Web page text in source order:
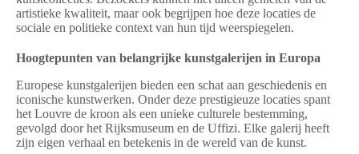
artistieke kwaliteit, maar ook begrijpen hoe deze locaties de
sociale en politieke context van hun tijd weerspiegelen.
Hoogtepunten van belangrijke kunstgalerijen in Europa
Europese kunstgalerijen bieden een schat aan geschiedenis en
iconische kunstwerken. Onder deze prestigieuze locaties spant
het Louvre de kroon als een unieke culturele bestemming,
gevolgd door het Rijksmuseum en de Uffizi. Elke galerij heeft
zijn eigen verhaal en betekenis in de wereld van de kunst.